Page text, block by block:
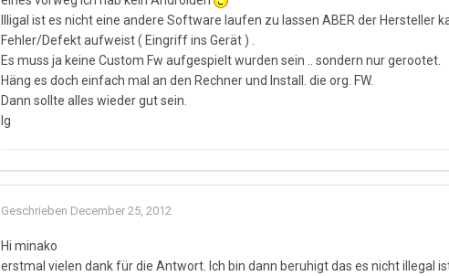
Illigal ist es nicht eine andere Software laufen zu lassen ABER der
Fehler/Defekt aufweist ( Eingriff ins Gerät ) .
Es muss ja keine Custom Fw aufgespielt wurden sein .. sondern nur gerootet.
Häng es doch einfach mal an den Rechner und Install. die org. FW.
Dann sollte alles wieder gut sein.
lg
Geschrieben December 25, 2012
Hi minako
erstmal vielen dank für die Antwort. Ich bin dann beruhigt das es nicht